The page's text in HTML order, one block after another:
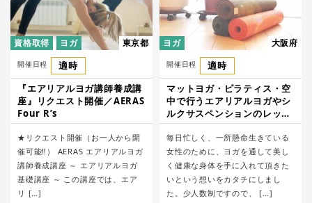
資格取得 ヨガ 東京都
開催日程
適時
『エアリアルヨガ講師養成講
座』リクエスト開催／AERAS
Four R’s
​​★リクエスト開催（お一人から開
催可能‼） AERAS エアリアルヨガ
講師養成講座 ​～ エアリアルヨガ
基礎講座 ～ この講座では、エア
リ […]
ヨガ 大阪府
開催日程
適時
マットヨガ・ピラティス・空
中で行うエアリアルヨガやシ
ルクサスペンションのレッス
ン／ヨガチタチタ
毎日忙しく、一所懸命生きている
女性のために、ヨガを通して美し
く健康な身体を手に入れて頂きた
いという想いをカタチにしまし
た。少人数制ですので、 […]